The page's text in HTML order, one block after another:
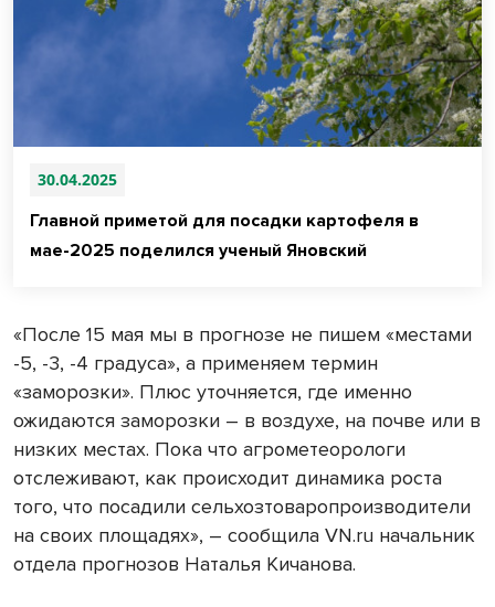
30.04.2025
Главной приметой для посадки картофеля в
мае-2025 поделился ученый Яновский
«После 15 мая мы в прогнозе не пишем «местами
-5, -3, -4 градуса», а применяем термин
«заморозки». Плюс уточняется, где именно
ожидаются заморозки – в воздухе, на почве или в
низких местах. Пока что агрометеорологи
отслеживают, как происходит динамика роста
того, что посадили сельхозтоваропроизводители
на своих площадях», – сообщила VN.ru начальник
отдела прогнозов Наталья Кичанова.